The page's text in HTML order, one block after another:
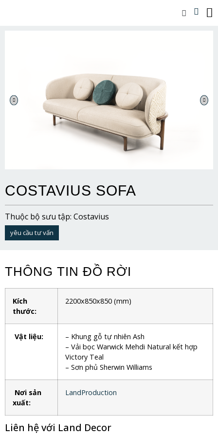
COSTAVIUS SOFA
Thuộc bộ sưu tập: Costavius
yêu cầu tư vấn
THÔNG TIN ĐỒ RỜI
Kích
thước:
2200x850x850 (mm)
Vật liệu:
– Khung gỗ tự nhiên Ash
– Vải bọc Warwick Mehdi Natural kết hợp
Victory Teal
– Sơn phủ Sherwin Williams
Nơi sản
xuất:
LandProduction
Liên hệ với Land Decor